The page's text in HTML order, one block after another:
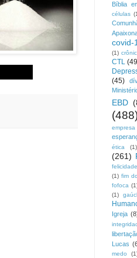
Bíblia
células
covid-
(1)
CTL
(45)
EBD
empresa
ética (1)
(261)
felicidade
(1) fim
fofoca
(1)
Igreja
Lucas
medo